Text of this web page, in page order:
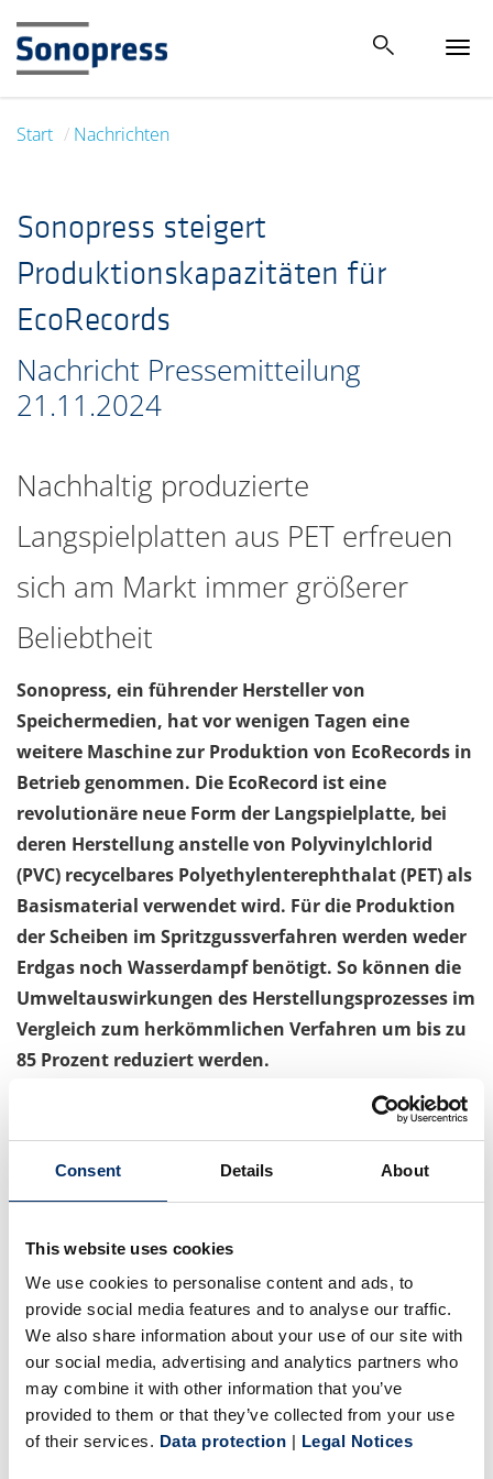
Consent Details About
This website uses cookies
We use cookies to personalise content and ads, to
provide social media features and to analyse our traffic.
We also share information about your use of our site with
our social media, advertising and analytics partners who
may combine it with other information that you’ve
provided to them or that they’ve collected from your use
of their services. Data protection | Legal Notices
Start Nachrichten
Sonopress steigert
Produktionskapazitäten für
EcoRecords
Nachricht Pressemitteilung
21.11.2024
Nachhaltig produzierte
Langspielplatten aus PET erfreuen
sich am Markt immer größerer
Beliebtheit
Sonopress, ein führender Hersteller von
Speichermedien, hat vor wenigen Tagen eine
weitere Maschine zur Produktion von EcoRecords in
Betrieb genommen. Die EcoRecord ist eine
revolutionäre neue Form der Langspielplatte, bei
deren Herstellung anstelle von Polyvinylchlorid
(PVC) recycelbares Polyethylenterephthalat (PET) als
Basismaterial verwendet wird. Für die Produktion
der Scheiben im Spritzgussverfahren werden weder
Erdgas noch Wasserdampf benötigt. So können die
Umweltauswirkungen des Herstellungsprozesses im
Vergleich zum herkömmlichen Verfahren um bis zu
85 Prozent reduziert werden.
sich über den großen Erfolg der klimaschonend
wir bedienen das hohe Interesse von Künstlern, Labeln
und Musikliebhabern nach umweltfreundlichen Produkten
mit unseren Angeboten. Um der kontinuierlich steigenden
Nachfrage nach der EcoRecord gerecht zu werden, haben
wir unsere Produktionskapazitäten am Standort Gütersloh
jetzt ausgebaut und planen, unseren Maschinenpark
bereits in den kommenden Monaten nochmals zu